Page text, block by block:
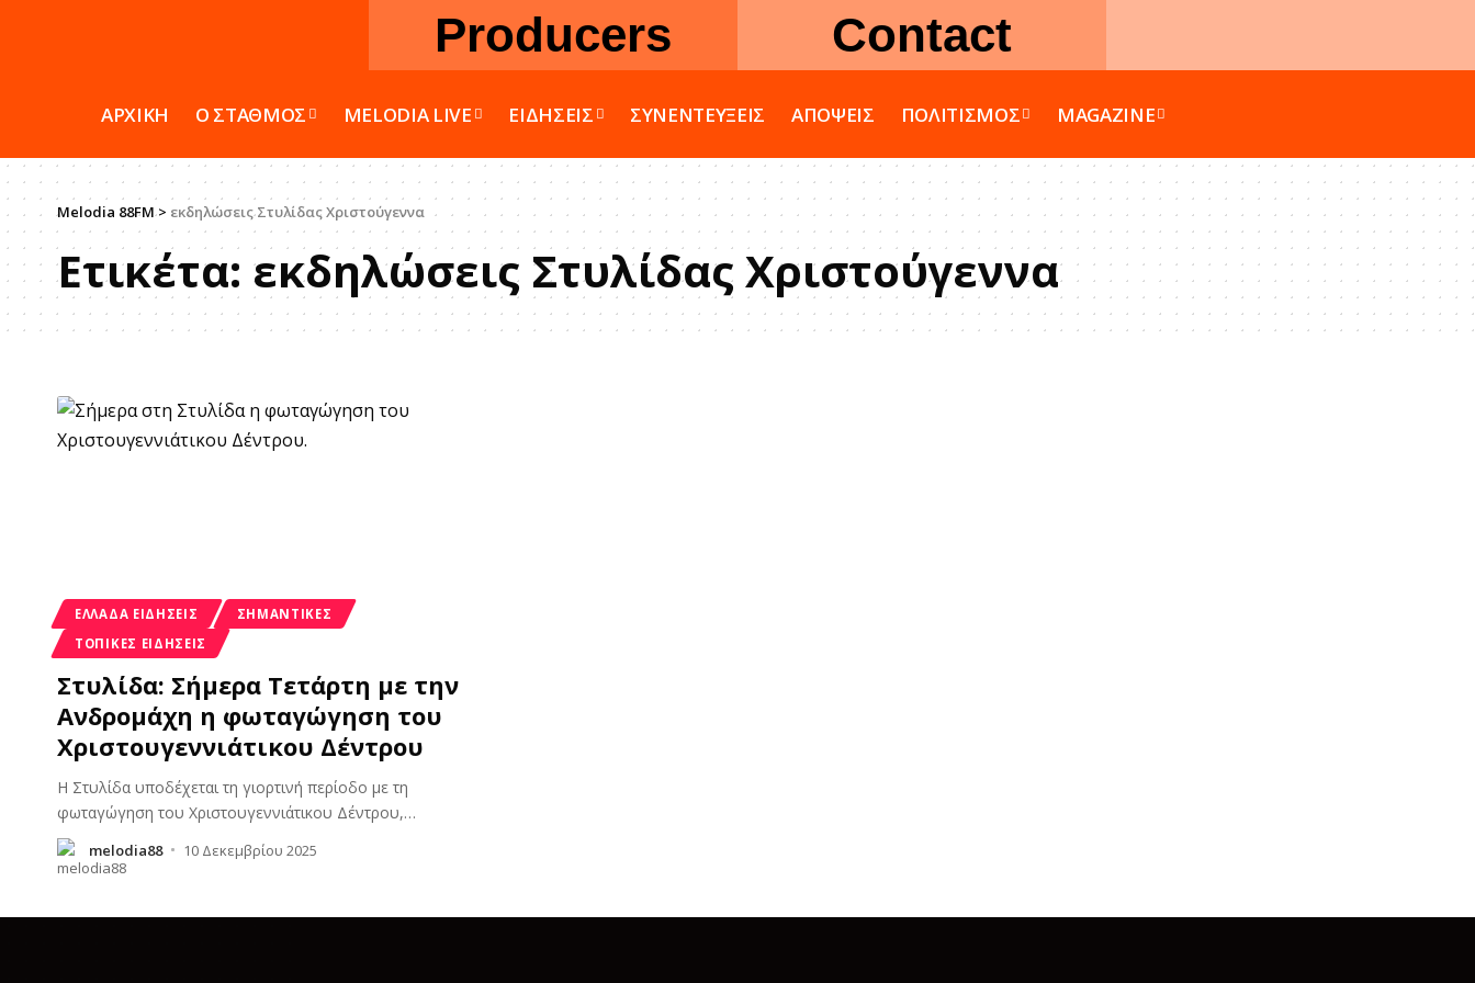
Producers Contact
ΑΡΧΙΚΗ Ο ΣΤΑΘΜΟΣ MELODIA LIVE ΕΙΔΗΣΕΙΣ ΣΥΝΕΝΤΕΥΞΕΙΣ ΑΠΟΨΕΙΣ ΠΟΛΙΤΙΣΜΟΣ MAGAZINE
Melodia 88FM> εκδηλώσεις Στυλίδας Χριστούγεννα
Ετικέτα: εκδηλώσεις Στυλίδας Χριστούγεννα
ΕΛΛΆΔΑ ΕΙΔΉΣΕΙΣ
ΣΗΜΑΝΤΙΚΈΣ
ΤΟΠΙΚΈΣ ΕΙΔΉΣΕΙΣ
Στυλίδα: Σήμερα Τετάρτη με την
Ανδρομάχη η φωταγώγηση του
Χριστουγεννιάτικου Δέντρου
Η Στυλίδα υποδέχεται τη γιορτινή περίοδο με τη
φωταγώγηση του Χριστουγεννιάτικου Δέντρου,…
melodia88 10 Δεκεμβρίου 2025